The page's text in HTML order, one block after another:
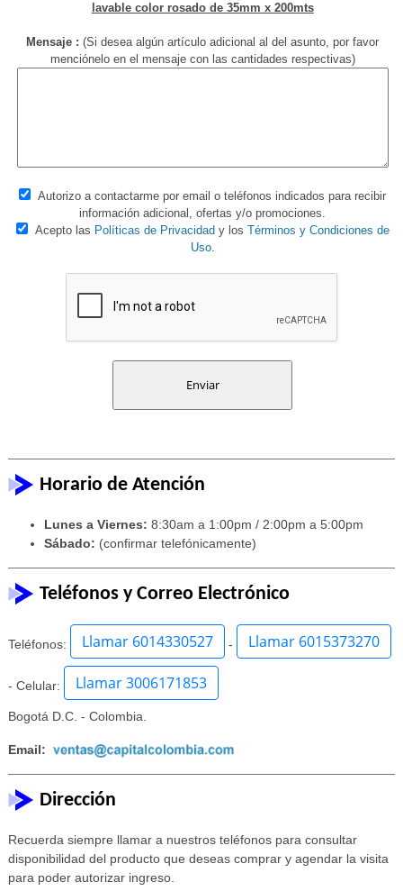
lavable color rosado de 35mm x 200mts
Mensaje : (Si desea algún artículo adicional al del asunto, por favor
menciónelo en el mensaje con las cantidades respectivas)
Autorizo a contactarme por email o teléfonos indicados para recibir
información adicional, ofertas y/o promociones.
Acepto las Políticas de Privacidad y los Términos y Condiciones de
Uso.
Horario de Atención
Lunes a Viernes: 8:30am a 1:00pm / 2:00pm a 5:00pm
Sábado: (confirmar telefónicamente)
Teléfonos y Correo Electrónico
Teléfonos: Llamar 6014330527 - Llamar 6015373270
- Celular: Llamar 3006171853
Bogotá D.C. - Colombia.
Email:
Dirección
Recuerda siempre llamar a nuestros teléfonos para consultar
disponibilidad del producto que deseas comprar y agendar la visita
para poder autorizar ingreso.